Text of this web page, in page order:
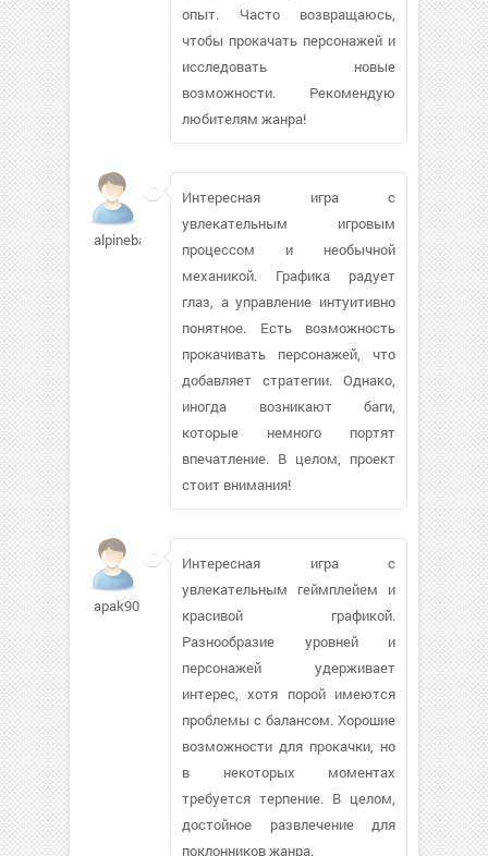
опыт. Часто возвращаюсь,
чтобы прокачать персонажей и
исследовать новые
возможности. Рекомендую
любителям жанра!
alpinebay
Интересная игра с
увлекательным игровым
процессом и необычной
механикой. Графика радует
глаз, а управление интуитивно
понятное. Есть возможность
прокачивать персонажей, что
добавляет стратегии. Однако,
иногда возникают баги,
которые немного портят
впечатление. В целом, проект
стоит внимания!
apak90
Интересная игра с
увлекательным геймплейем и
красивой графикой.
Разнообразие уровней и
персонажей удерживает
интерес, хотя порой имеются
проблемы с балансом. Хорошие
возможности для прокачки, но
в некоторых моментах
требуется терпение. В целом,
достойное развлечение для
поклонников жанра.